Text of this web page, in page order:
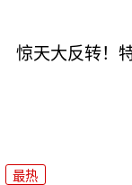
惊天大反转！
最热